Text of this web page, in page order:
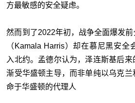
方最敏感的安全疑虑。
然而到了2022年初，战争全面爆发
（Kamala Harris）却在慕尼黑安全
入北约。孟德尔认为，泽连斯基后
渐受华盛顿主导，而非单纯以乌克
命于华盛顿的代理人